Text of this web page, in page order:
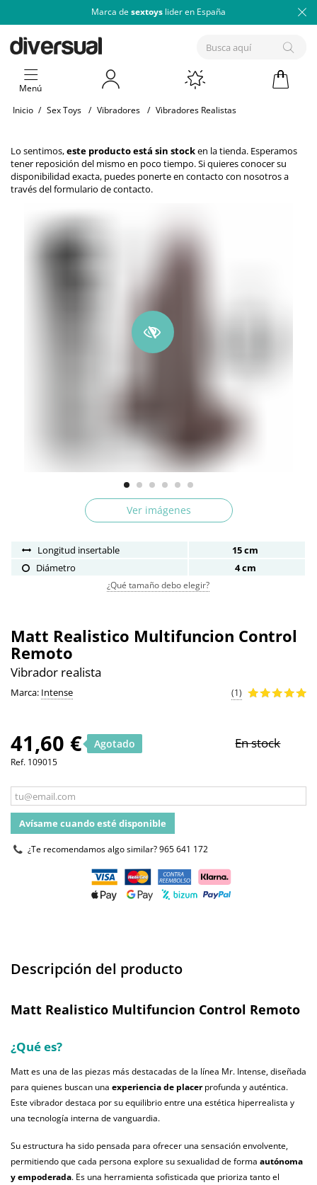
Marca de sextoys lider en España
Menú
Inicio / Sex Toys / Vibradores / Vibradores Realistas
Lo sentimos,este producto está sin stocken la tienda. Esperamos
tener reposición del mismo en poco tiempo. Si quieres conocer su
disponibilidad exacta, puedes ponerte en contacto con nosotros a
través delformulario de contacto.
Ver imágenes
Longitud insertable
15 cm
Diámetro
4 cm
¿Qué tamaño debo elegir?
Matt Realistico Multifuncion Control
Remoto
Vibrador realista
Marca: Intense (1)
41,60 € Agotado En stock
Ref. 109015
Avísame cuando esté disponible
¿Te recomendamos algo similar?965 641 172
Descripción del producto
Matt Realistico Multifuncion Control Remoto
¿Qué es?
Matt es una de las piezas más destacadas de la línea Mr. Intense, diseñada
para quienes buscan una experiencia de placerprofunda y auténtica.
Este vibrador destaca por su equilibrio entre una estética hiperrealista y
una tecnología interna de vanguardia.
Su estructura ha sido pensada para ofrecer una sensación envolvente,
permitiendo que cada persona explore su sexualidad de forma autónoma
y empoderada. Es una herramienta sofisticada que prioriza tanto el